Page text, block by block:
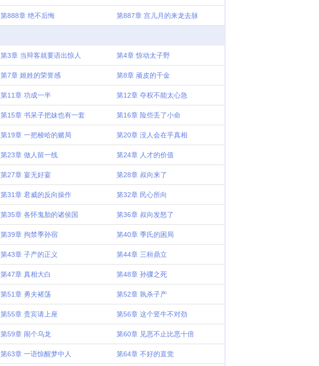
第888章 绝不后悔 第887章 宫儿月的来龙去脉
第3章 当辩客就要语出惊人 第4章 惊动太子野
第7章 姬姓的荣誉感 第8章 顽皮的千金
第11章 功成一半 第12章 夺权不能太心急
第15章 书呆子把妹也有一套 第16章 险些丢了小命
第19章 一把梭哈的赌局 第20章 没人会在乎真相
第23章 做人留一线 第24章 人才的价值
第27章 宴无好宴 第28章 叔向来了
第31章 君威的反向操作 第32章 民心所向
第35章 各怀鬼胎的诸侯国 第36章 叔向发怒了
第39章 拘禁季孙宿 第40章 季氏的困局
第43章 子产的正义 第44章 三桓鼎立
第47章 真相大白 第48章 孙骤之死
第51章 勇夫褚荡 第52章 孰杀子产
第55章 贵宾请上座 第56章 这个竖牛不对劲
第59章 闹个乌龙 第60章 见恶不止比恶十倍
第63章 一语惊醒梦中人 第64章 不好的直觉